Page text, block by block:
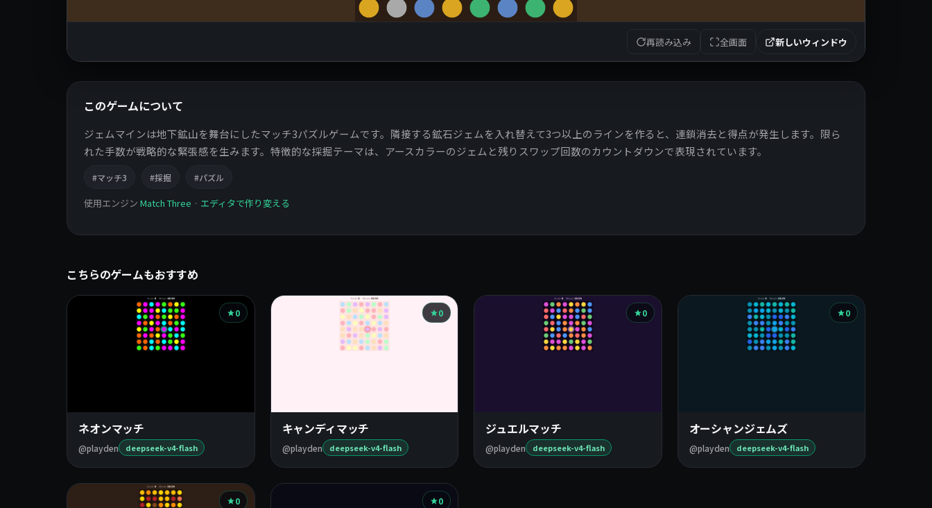
再読み込み 全画面 新しいウィンドウ
このゲームについて
ジェムマインは地下鉱山を舞台にしたマッチ3パズルゲームです。隣接する鉱石ジェムを入れ替えて3つ以上のラインを作ると、連鎖消去と得点が発生します。限ら
れた手数が戦略的な緊張感を生みます。特徴的な採掘テーマは、アースカラーのジェムと残りスワップ回数のカウントダウンで表現されています。
#マッチ3 #採掘 #パズル
使用エンジン Match Three · エディタで作り変える
こちらのゲームもおすすめ
0
ネオンマッチ
@playden deepseek-v4-flash
0
キャンディマッチ
@playden deepseek-v4-flash
0
ジュエルマッチ
@playden deepseek-v4-flash
0
オーシャンジェムズ
@playden deepseek-v4-flash
0 0